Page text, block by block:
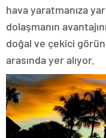
hava yaratmanıza
dolaşmanın
doğal ve çekici
arasında yer alıyor.